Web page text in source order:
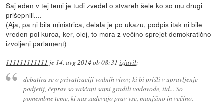
Saj eden v tej temi je tudi zvedel o stvareh šele ko so mu drugi
prišepnili....
(Aja, pa ni bila ministrica, delala je po ukazu, podpis itak ni bile
vreden pol kurca, ker, olej, to mora z večino sprejet demokratično
izvoljeni parlament)
111111111111 je 14. avg 2014 ob 08:31 izjavil:
debatira se o privatizaciji vodnih virov, ki bi prišli v upravljenje
podjetij, čeprav so vaščani sami gradili vodovode, itd... So
pomembne teme, ki nas zadevajo prav vse, manjšino in večino.